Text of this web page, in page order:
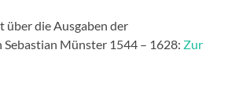
über die Ausgaben der
Sebastian Münster 1544 – 1628: Zur